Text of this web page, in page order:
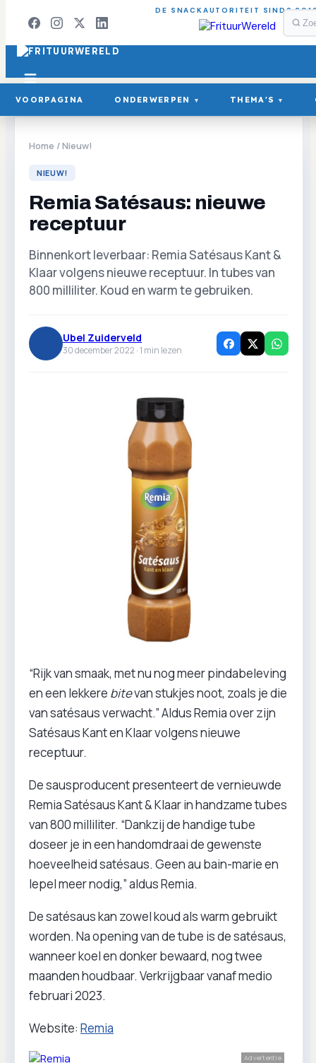
DE SNACKAUTORITEIT SINDS
VOORPAGINA ONDERWERPEN ▾ THEMA'S ▾
Home /Nieuw!
NIEUW!
Remia Satésaus: nieuwe
receptuur
Binnenkort leverbaar: Remia Satésaus Kant &
Klaar volgens nieuwe receptuur. In tubes van
800 milliliter. Koud en warm te gebruiken.
Ubel Zuiderveld
30 december 2022 ·1 min lezen
“Rijk van smaak, met nu nog meer pindabeleving
en een lekkere bitevan stukjes noot, zoals je die
van satésaus verwacht.” Aldus Remia over zijn
Satésaus Kant en Klaar volgens nieuwe
receptuur.
De sausproducent presenteert de vernieuwde
Remia Satésaus Kant & Klaar in handzame tubes
van 800 milliliter. “Dankzij de handige tube
doseer je in een handomdraai de gewenste
hoeveelheid satésaus. Geen au bain-marie en
lepel meer nodig,” aldus Remia.
De satésaus kan zowel koud als warm gebruikt
worden. Na opening van de tube is de satésaus,
wanneer koel en donker bewaard, nog twee
maanden houdbaar. Verkrijgbaar vanaf medio
februari 2023.
Website: Remia
Advertentie